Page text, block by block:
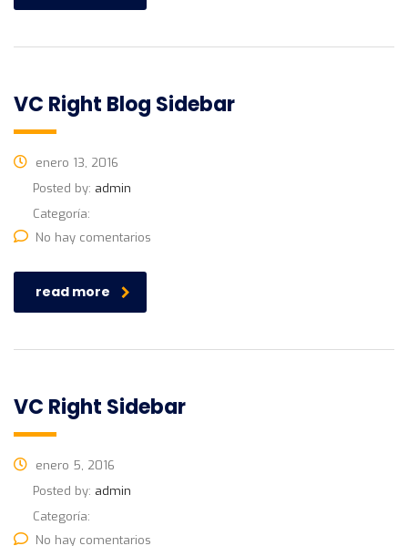
VC Right Blog Sidebar
enero 13, 2016
Posted by: admin
Categoría:
No hay comentarios
read more
VC Right Sidebar
enero 5, 2016
Posted by: admin
Categoría:
No hay comentarios